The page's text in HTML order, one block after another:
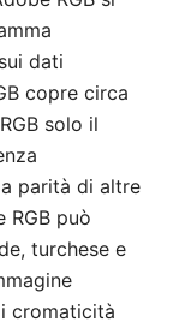
dati
copre circa
solo il
parità di altre
RGB può
turchese e
cromaticità